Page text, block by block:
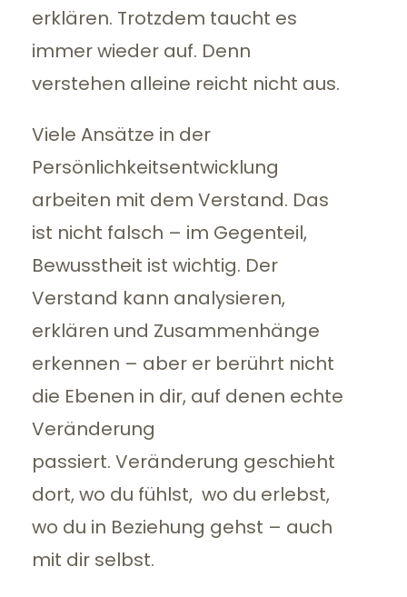
erklären. Trotzdem taucht es
immer wieder auf. Denn
verstehen alleine reicht nicht aus.
Viele Ansätze in der
Persönlichkeitsentwicklung
arbeiten mit dem Verstand. Das
ist nicht falsch – im Gegenteil,
Bewusstheit ist wichtig. Der
Verstand kann analysieren,
erklären und Zusammenhänge
erkennen – aber er berührt nicht
die Ebenen in dir, auf denen echte
Veränderung
passiert. Veränderung geschieht
dort, wo du fühlst, wo du erlebst,
wo du in Beziehung gehst – auch
mit dir selbst.